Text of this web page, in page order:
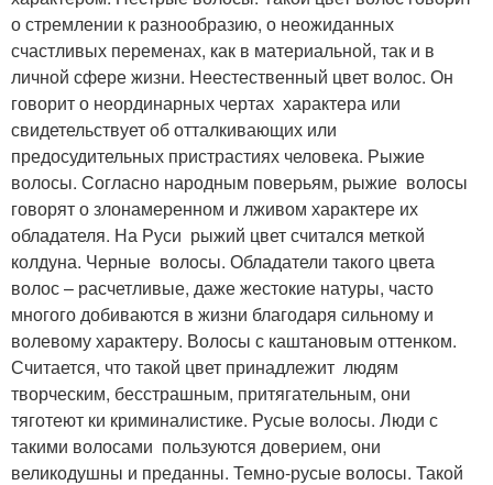
о стремлении к разнообразию, о неожиданных
счастливых переменах, как в материальной, так и в
личной сфере жизни. Неестественный цвет волос. Он
говорит о неординарных чертах характера или
свидетельствует об отталкивающих или
предосудительных пристрастиях человека. Рыжие
волосы. Согласно народным поверьям, рыжие волосы
говорят о злонамеренном и лживом характере их
обладателя. На Руси рыжий цвет считался меткой
колдуна. Черные волосы. Обладатели такого цвета
волос – расчетливые, даже жестокие натуры, часто
многого добиваются в жизни благодаря сильному и
волевому характеру. Волосы с каштановым оттенком.
Считается, что такой цвет принадлежит людям
творческим, бесстрашным, притягательным, они
тяготеют ки криминалистике. Русые волосы. Люди с
такими волосами пользуются доверием, они
великодушны и преданны. Темно-русые волосы. Такой